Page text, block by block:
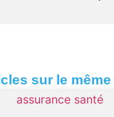
sur le